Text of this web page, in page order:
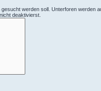
werden soll. Unterforen werden
deaktivierst.